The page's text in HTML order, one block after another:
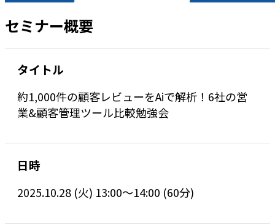
セミナー概要
タイトル
約1,000件の顧客レビューをAiで解析！6社の営
業&顧客管理ツール比較勉強会
日時
2025.10.28 (火) 13:00〜14:00 (60分)